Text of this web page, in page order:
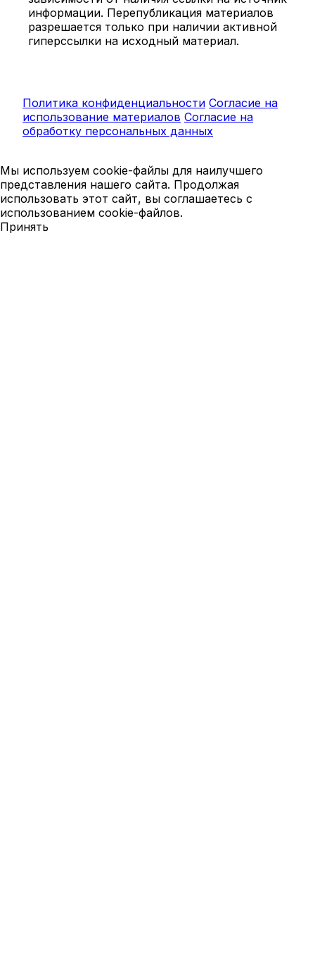
информации. Перепубликация материалов
разрешается только при наличии активной
гиперссылки на исходный материал.
Политика конфиденциальности Согласие на
использование материалов Согласие на
обработку персональных данных
Мы используем cookie-файлы для наилучшего
представления нашего сайта. Продолжая
использовать этот сайт, вы соглашаетесь с
использованием cookie-файлов.
Принять